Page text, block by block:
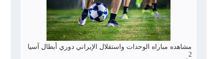
مشاهده مباراه الوحدات واستقلال الإيراني دوري أبطال آسيا
2